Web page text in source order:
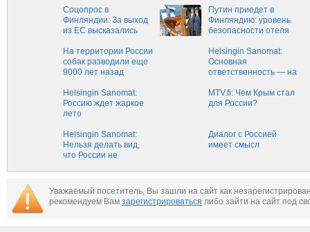
Соцопрос в
Финляндии: За выход
из ЕС высказались
Путин приедет в
Финляндию: уровень
безопасности отеля
быть очень высоким
На территории России
собак разводили еще
9000 лет назад
Helsingin Sanomat:
Основная
ответственность — на
Helsingin Sanomat:
Россию ждет жаркое
лето
MTV.fi: Чем Крым стал
для России?
Helsingin Sanomat:
Нельзя делать вид,
что России не
Диалог с Россией
имеет смысл
Уважаемый посетитель, Вы зашли на сайт как
рекомендуем Вам зарегистрироваться либо зайти на сайт под